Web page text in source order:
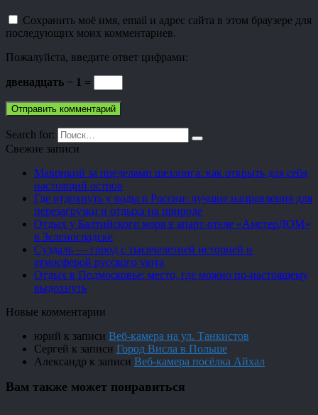
Сохранить моё имя, email и адрес сайта в этом браузере для
последующих моих комментариев.
Пожалуйста, введите ответ цифрами:
двенадцать − 1 =
Search for:
Свежие записи
Маврикий за пределами шезлонга: как открыть для себя
настоящий остров
Где отдохнуть у воды в России: лучшие направления для
перезагрузки и отдыха на природе
Отдых у Балтийского моря в апарт-отеле «АмстерДОМ»
в Зеленоградске
Суздаль — город с тысячелетней историей и
атмосферой русского уюта
Отдых в Подмосковье: место, где можно по-настоящему
выдохнуть
Новые комментарии
юрий к записи Веб-камера на ул. Танкистов
Сергей к записи Город Висла в Польше
Александр к записи Веб-камера посёлка Айхал
Вам также может понравиться